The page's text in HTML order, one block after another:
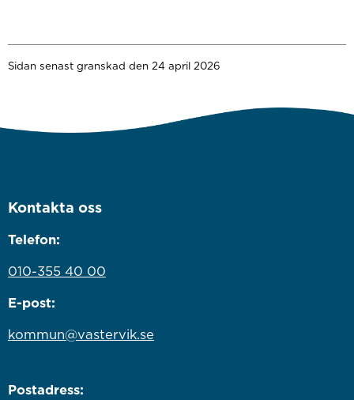
Sidan senast granskad den 24 april 2026
Kontakta oss
Telefon:
010-355 40 00
E-post:
kommun@vastervik.se
Postadress: